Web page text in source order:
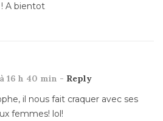
A bientot
16 h 40 min - Reply
il nous fait craquer avec ses
femmes! lol!